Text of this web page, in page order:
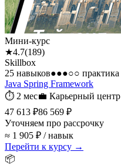
Мини-курс
★4.7(189)
Skillbox
25 навыков●●●○○ практика
Java Spring Framework
⏱ 2 мес💼 Карьерный центр
47 613 ₽86 569 ₽
Уточняем про рассрочку
≈ 1 905 ₽ / навык
Перейти к курсу →
📦